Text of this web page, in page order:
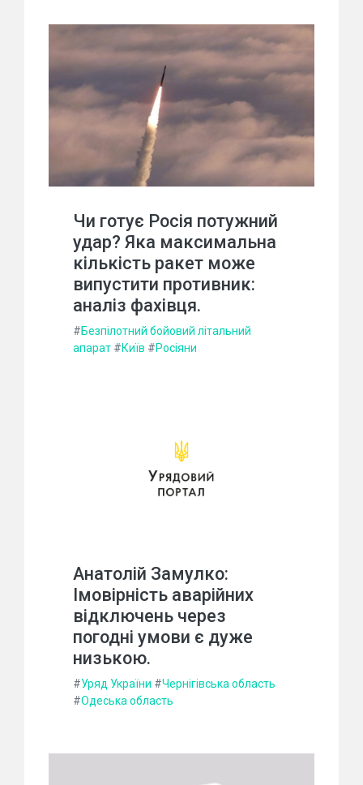
Чи готує Росія потужний
удар? Яка максимальна
кількість ракет може
випустити противник:
аналіз фахівця.
#Безпілотний бойовий літальний
апарат #Київ #Росіяни
Анатолій Замулко:
Імовірність аварійних
відключень через
погодні умови є дуже
низькою.
#Уряд України #Чернігівська область
#Одеська область